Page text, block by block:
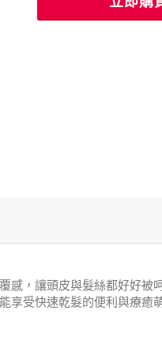
，讓頭皮與髮絲都好好被
享受快速乾髮的便利與療癒